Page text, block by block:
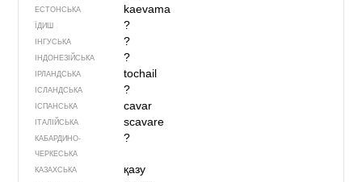
ЕСТОНСЬКА kaevama
ЇДИШ ?
ІНГУСЬКА ?
ІНДОНЕЗІЙСЬКА ?
ІРЛАНДСЬКА tochail
ІСЛАНДСЬКА ?
ІСПАНСЬКА cavar
ІТАЛІЙСЬКА scavare
КАБАРДИНО-
ЧЕРКЕСЬКА
?
КАЗАХСЬКА қазу